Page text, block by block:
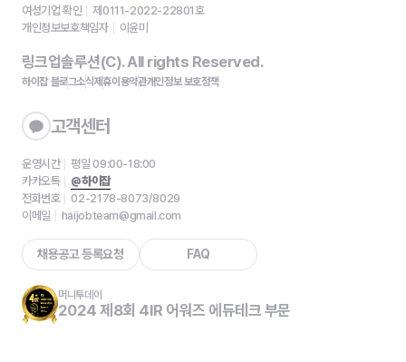
여성기업 확인
제0111-2022-22801호
개인정보보호책임자
이윤미
링크업솔루션(C). All rights Reserved.
하이잡 블로그소식제휴이용약관개인정보 보호정책
고객센터
운영시간
평일 09:00-18:00
카카오톡
@하이잡
전화번호
02-2178-8073/8029
이메일
haijobteam@gmail.com
채용공고 등록요청 FAQ
머니투데이
2024 제8회 4IR 어워즈 에듀테크 부문